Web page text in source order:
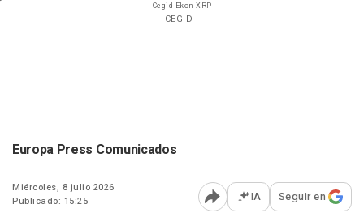
Cegid Ekon XRP
- CEGID
Europa Press Comunicados
Miércoles, 8 julio 2026
Publicado: 15:25
Abrir opciones para
IA Seguir en